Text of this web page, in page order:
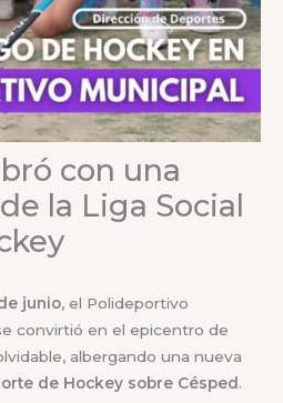
con una
la Liga Social
junio, el Polideportivo
convirtió en el epicentro de
albergando una nueva
de Hockey sobre Césped .